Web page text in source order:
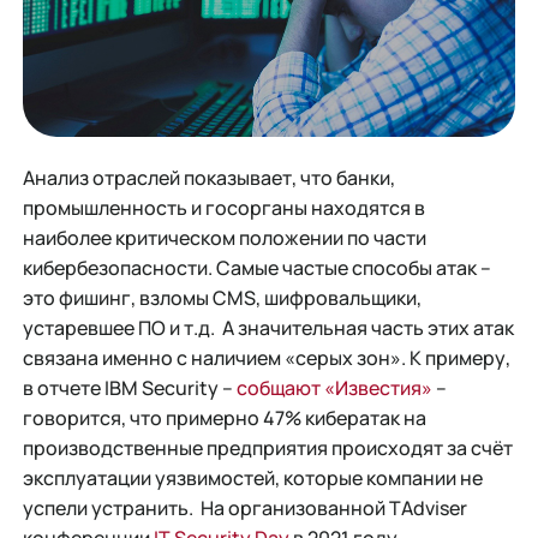
Анализ отраслей показывает, что банки,
промышленность и госорганы находятся в
наиболее критическом положении по части
кибербезопасности. Самые частые способы атак –
это фишинг, взломы CMS, шифровальщики,
устаревшее ПО и т.д. А значительная часть этих атак
связана именно с наличием «серых зон». К примеру,
в отчете IBM Security –собщают «Известия» –
говорится, что примерно 47% кибератак на
производственные предприятия происходят за счёт
эксплуатации уязвимостей, которые компании не
успели устранить. На организованной TAdviser